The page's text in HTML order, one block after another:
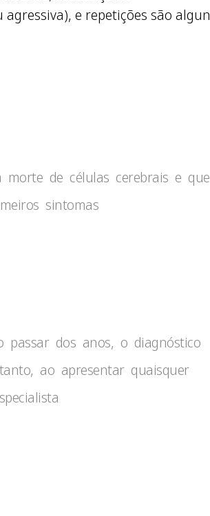
morte de células cerebrais e que
sintomas
dos anos, o diagnóstico
ao apresentar quaisquer